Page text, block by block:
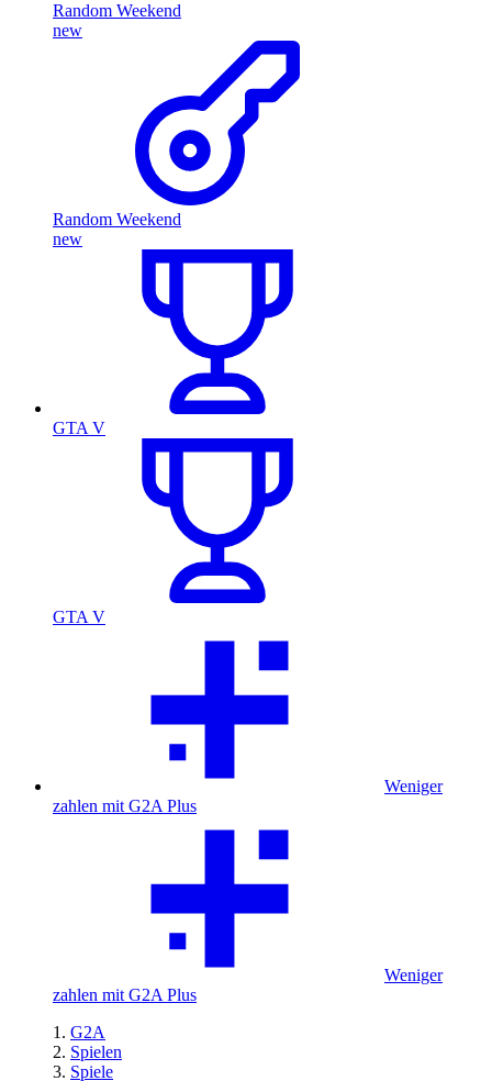
Random Weekend
new
Random Weekend
new
GTA V
GTA V
Weniger
zahlen mit G2A Plus
Weniger
zahlen mit G2A Plus
G2A
Spielen
Spiele